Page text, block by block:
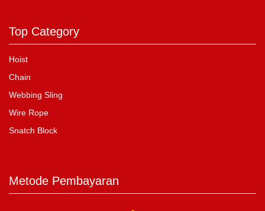
Top Category
Hoist
Chain
Webbing Sling
Wire Rope
Snatch Block
Metode Pembayaran